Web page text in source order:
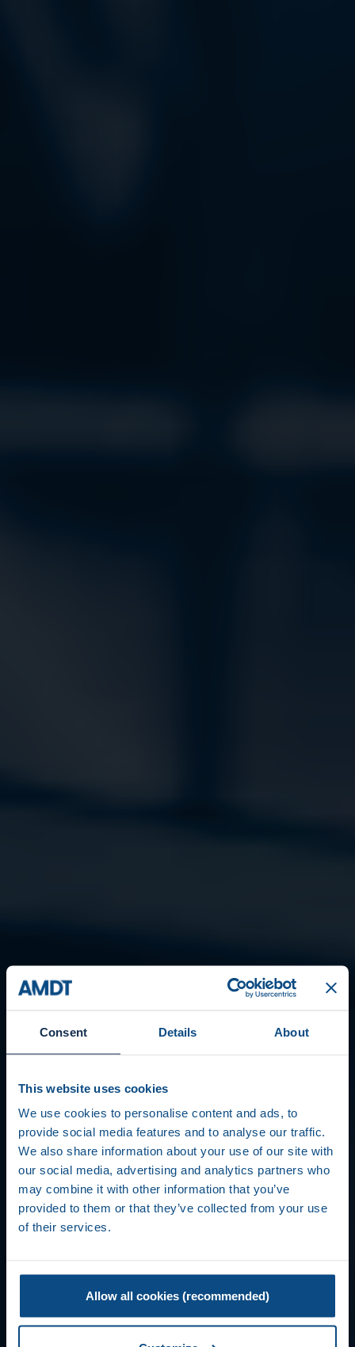
Consent Details About
This website uses cookies
We use cookies to personalise content and ads, to
provide social media features and to analyse our traffic.
We also share information about your use of our site with
our social media, advertising and analytics partners who
may combine it with other information that you’ve
provided to them or that they’ve collected from your use
of their services.
Allow all cookies (recommended)